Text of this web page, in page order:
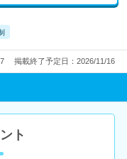
掲載終了予定日：2026/11/16
ト